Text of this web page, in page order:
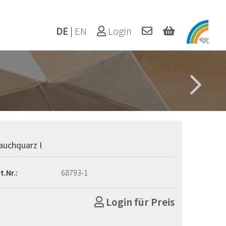
Login
DE | EN
I
68793-1
Login für Preis